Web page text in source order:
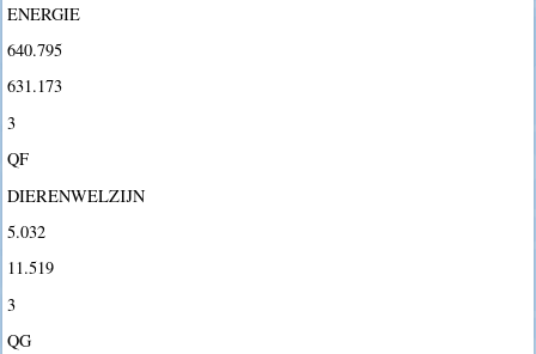
ENERGIE
640.795
631.173
3
QF
DIERENWELZIJN
5.032
11.519
3
QG